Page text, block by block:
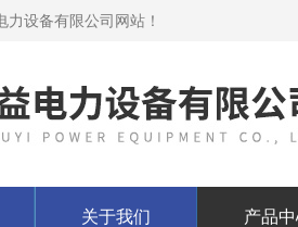
设备有限公司网站！
关于我们 产品